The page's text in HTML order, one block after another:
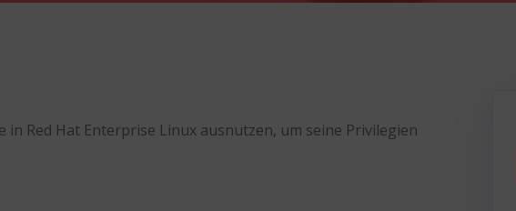
in Red Hat Enterprise Linux ausnutzen, um seine Privilegien